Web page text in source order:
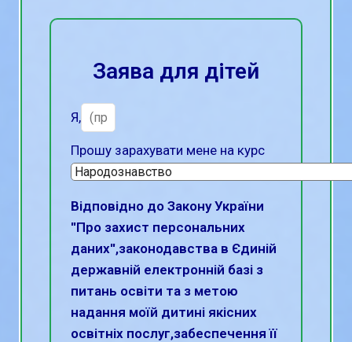
Заява для дітей
Я,
Прошу зарахувати мене на курс
Відповідно до Закону України
''Про захист персональних
даних'',законодавства в Єдиній
державній електронній базі з
питань освіти та з метою
надання моїй дитині якісних
освітніх послуг,забеспечення її